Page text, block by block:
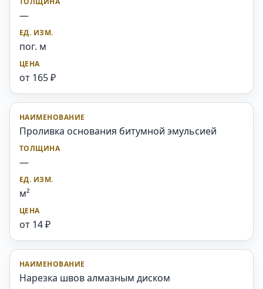
—
пог. м
от 165 ₽
Проливка основания битумной эмульсией
—
м²
от 14 ₽
Нарезка швов алмазным диском